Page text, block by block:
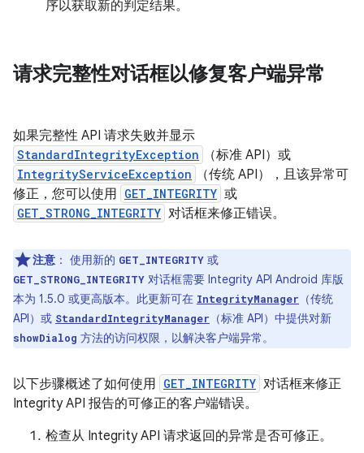
序以获取新的判定结果。
请求完整性对话框以修复客户端异常
如果完整性 API 请求失败并显示
StandardIntegrityException （标准 API）或
IntegrityServiceException
（传统 API），且该异常可
修正，您可以使用 GET_INTEGRITY 或
GET_STRONG_INTEGRITY 对话框来修正错误。
注意 ： 使用新的 GET_INTEGRITY 或
GET_STRONG_INTEGRITY 对话框需要 Integrity API Android 库版
本为 1.5.0 或更高版本。此更新可在 IntegrityManager
（传统
API）或 StandardIntegrityManager （标准 API）中提供对新
showDialog 方法的访问权限，以解决客户端异常。
以下步骤概述了如何使用 GET_INTEGRITY 对话框来修正
Integrity API 报告的可修正的客户端错误。
检查从 Integrity API 请求返回的异常是否可修正。